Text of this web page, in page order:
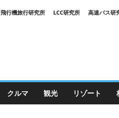
飛行機旅行研究所 LCC研究所 高速バス研
クルマ 観光 リゾート